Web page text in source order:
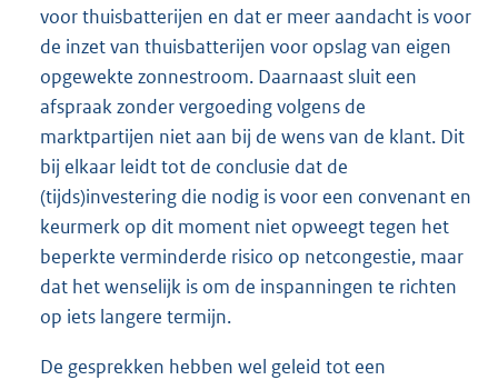
voor thuisbatterijen en dat er meer aandacht is voor
de inzet van thuisbatterijen voor opslag van eigen
opgewekte zonnestroom. Daarnaast sluit een
afspraak zonder vergoeding volgens de
marktpartijen niet aan bij de wens van de klant. Dit
bij elkaar leidt tot de conclusie dat de
(tijds)investering die nodig is voor een convenant en
keurmerk op dit moment niet opweegt tegen het
beperkte verminderde risico op netcongestie, maar
dat het wenselijk is om de inspanningen te richten
op iets langere termijn.
De gesprekken hebben wel geleid tot een